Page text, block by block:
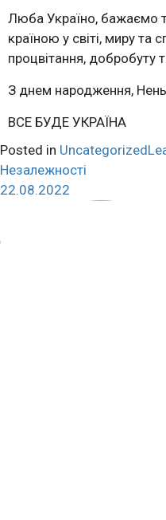
Люба Україно, бажаємо
країною у світі, миру та
процвітання, добробуту
З днем народження,
ВСЕ БУДЕ УКРАЇНА
Posted in Uncategorized
Незалежності
22.08.2022